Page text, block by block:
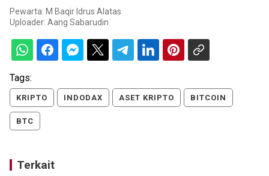
Pewarta: M Baqir Idrus Alatas
Uploader: Aang Sabarudin
Tags:
KRIPTO INDODAX ASET KRIPTO BITCOIN
BTC
Terkait